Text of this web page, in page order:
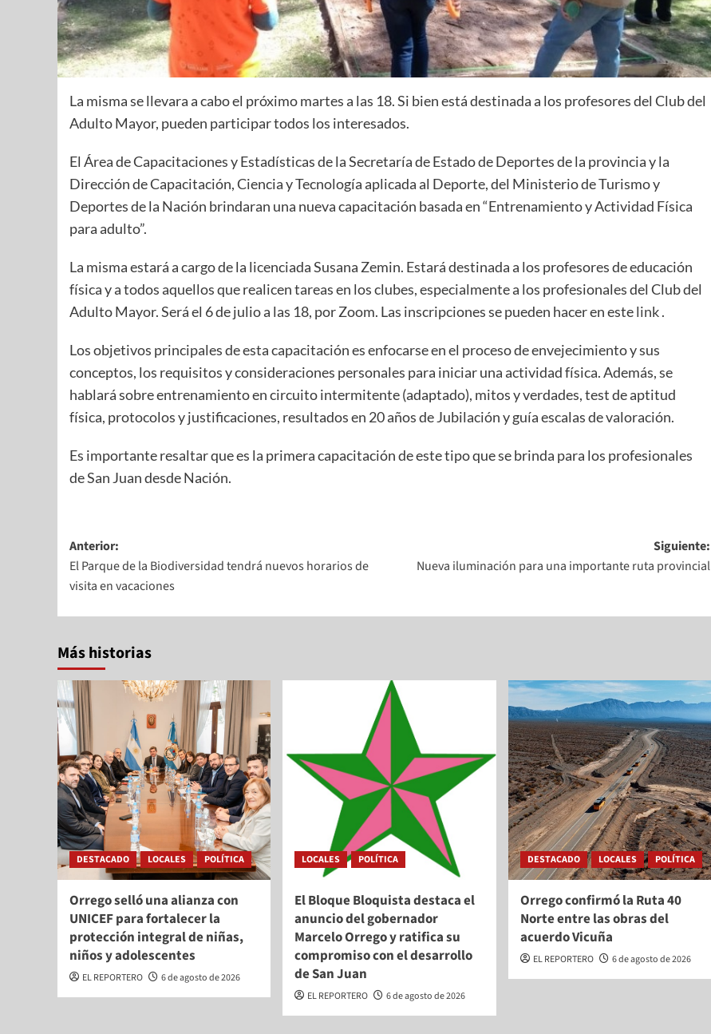
La misma se llevara a cabo el próximo martes a las 18. Si bien está destinada a los profesores del Club del
Adulto Mayor, pueden participar todos los interesados.
El Área de Capacitaciones y Estadísticas de la Secretaría de Estado de Deportes de la provincia y la
Dirección de Capacitación, Ciencia y Tecnología aplicada al Deporte, del Ministerio de Turismo y
Deportes de la Nación brindaran una nueva capacitación basada en “Entrenamiento y Actividad Física
para adulto”.
La misma estará a cargo de la licenciada Susana Zemin. Estará destinada a los profesores de educación
física y a todos aquellos que realicen tareas en los clubes, especialmente a los profesionales del Club del
Adulto Mayor. Será el 6 de julio a las 18, por Zoom. Las inscripciones se pueden hacer en estelink.
Los objetivos principales de esta capacitación es enfocarse en el proceso de envejecimiento y sus
conceptos, los requisitos y consideraciones personales para iniciar una actividad física. Además, se
hablará sobre entrenamiento en circuito intermitente (adaptado), mitos y verdades, test de aptitud
física, protocolos y justificaciones, resultados en 20 años de Jubilación y guía escalas de valoración.
Es importante resaltar que es la primera capacitación de este tipo que se brinda para los profesionales
de San Juan desde Nación.
Anterior:
El Parque de la Biodiversidad tendrá nuevos horarios de
visita en vacaciones
Siguiente:
Nueva iluminación para una importante ruta provincial
Más historias
DESTACADO LOCALES POLÍTICA
Orrego selló una alianza con
UNICEF para fortalecer la
protección integral de niñas,
niños y adolescentes
EL REPORTERO 6 de agosto de 2026
LOCALES POLÍTICA
El Bloque Bloquista destaca el
anuncio del gobernador
Marcelo Orrego y ratifica su
compromiso con el desarrollo
de San Juan
EL REPORTERO 6 de agosto de 2026
DESTACADO LOCALES POLÍTICA
Orrego confirmó la Ruta 40
Norte entre las obras del
acuerdo Vicuña
EL REPORTERO 6 de agosto de 2026